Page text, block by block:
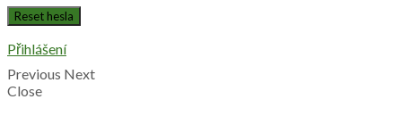
Přihlášení
Previous Next
Close